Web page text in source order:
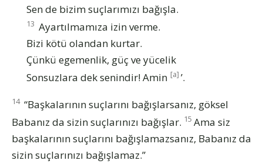
Sen de bizim suçlarımızı bağışla.
13 Ayartılmamıza izin verme.
Bizi kötü olandan kurtar.
Çünkü egemenlik, güç ve yücelik
Sonsuzlara dek senindir! Amin [a] ’.
14 “Başkalarının suçlarını bağışlarsanız, göksel
Babanız da sizin suçlarınızı bağışlar. 15 Ama siz
başkalarının suçlarını bağışlamazsanız, Babanız da
sizin suçlarınızı bağışlamaz.”